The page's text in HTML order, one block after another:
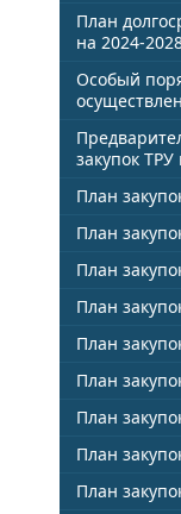
План
на 2024-
Особый
закупок ТРУ
План
План
План
План
План
План
План
План
План